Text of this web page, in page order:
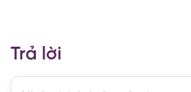
Trả lời